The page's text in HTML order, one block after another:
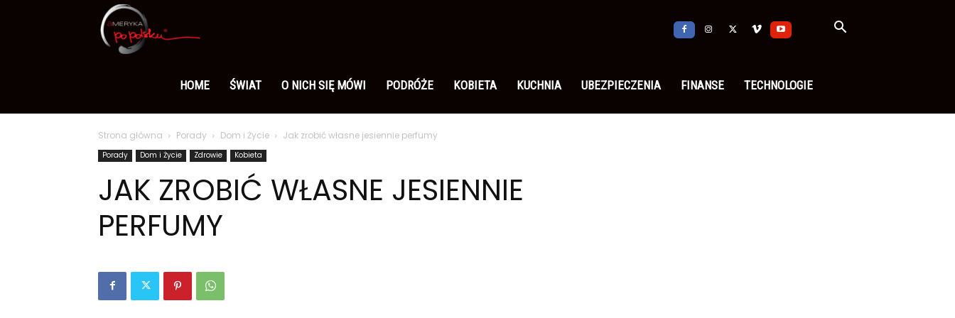
po
polsku
HOME ŚWIAT O NICH SIĘ MÓWI PODRÓŻE KOBIETA KUCHNIA UBEZPIECZENIA FINANSE TECHNOLOGIE
Strona główna Porady Dom i Życie Jak zrobić własne jesiennie perfumy
Porady Dom i Życie Zdrowie Kobieta
JAK ZROBIĆ WŁASNE JESIENNIE
PERFUMY